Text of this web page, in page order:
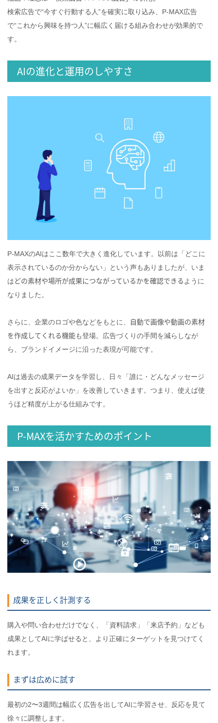
検索広告で“今すぐ行動する人”を確実に取り込み、P‑MAX広告
で“これから興味を持つ人”に幅広く届ける組み合わせが効果的で
す。
AIの進化と運用のしやすさ
P‑MAXのAIはここ数年で大きく進化しています。以前は「どこに
表示されているのか分からない」という声もありましたが、いま
はどの素材や場所が成果につながっているかを確認できるように
なりました。
さらに、企業のロゴや色などをもとに、
自動で画像や動画の素材
を作成してくれる機能も登場。広告づくりの手間を減らしなが
ら、ブランドイメージに沿った表現が可能です。
AIは過去の成果データを学習し、日々「誰に・どんなメッセージ
を出すと反応がよいか」を改善していきます。つまり、使えば使
うほど精度が上がる仕組みです。
P‑MAXを活かすためのポイント
成果を正しく計測する
購入や問い合わせだけでなく、「資料請求」「来店予約」なども
成果としてAIに学ばせると、より正確にターゲットを見つけてく
れます。
まずは広めに試す
最初の2〜3週間は幅広く広告を出してAIに学習させ、反応を見て
徐々に調整します。